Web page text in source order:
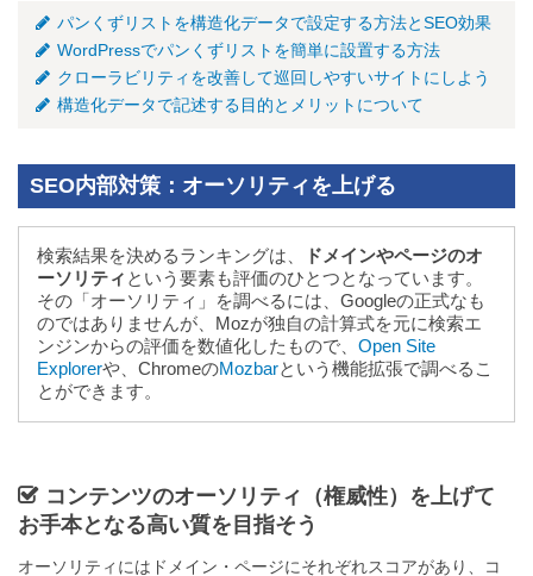
パンくずリストを構造化データで設定する方法とSEO効果
WordPressでパンくずリストを簡単に設置する方法
クローラビリティを改善して巡回しやすいサイトにしよう
構造化データで記述する目的とメリットについて
SEO内部対策：オーソリティを上げる
検索結果を決めるランキングは、
ドメインやページのオ
ーソリティ という要素も評価のひとつとなっています。
その「オーソリティ」を調べるには、Googleの正式なも
のではありませんが、Mozが独自の計算式を元に検索エ
ンジンからの評価を数値化したもので、 Open Site
Explorerや、ChromeのMozbarという機能拡張で調べるこ
とができます。
コンテンツのオーソリティ（権威性）を上げて
お手本となる高い質を目指そう
オーソリティにはドメイン・ページにそれぞれスコアがあり、コ